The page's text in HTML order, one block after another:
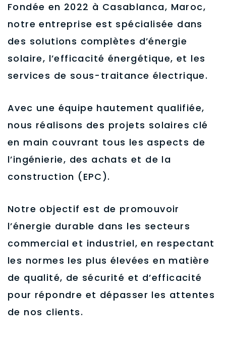
Fondée en 2022 à Casablanca, Maroc,
notre entreprise est spécialisée dans
des solutions complètes d’énergie
solaire, l’efficacité énergétique, et les
services de sous-traitance électrique.
Avec une équipe hautement qualifiée,
nous réalisons des projets solaires clé
en main couvrant tous les aspects de
l’ingénierie, des achats et de la
construction (EPC).
Notre objectif est de promouvoir
l’énergie durable dans les secteurs
commercial et industriel, en respectant
les normes les plus élevées en matière
de qualité, de sécurité et d’efficacité
pour répondre et dépasser les attentes
de nos clients.